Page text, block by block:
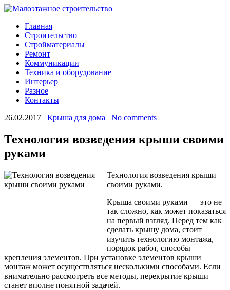
Главная
Строительство
Стройматериалы
Ремонт
Коммуникации
Техника и оборудование
Интерьер
Разное
Контакты
26.02.2017
Крыша для дома No comments
Технология возведения крыши своими
руками
Технология возведения крыши
своими руками.
Крыша своими руками — это не
так сложно, как может показаться
на первый взгляд. Перед тем как
сделать крышу дома, стоит
изучить технологию монтажа,
порядок работ, способы
крепления элементов. При установке элементов крыши
монтаж может осуществляться несколькими способами. Если
внимательно рассмотреть все методы, перекрытие крыши
станет вполне понятной задачей.